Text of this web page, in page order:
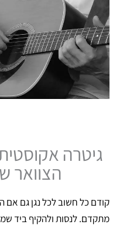
גיטרה
הצוואר
קודם כל חשוב לכל נגן גם אם
מתקדם. לנסות ולהקיף ביד